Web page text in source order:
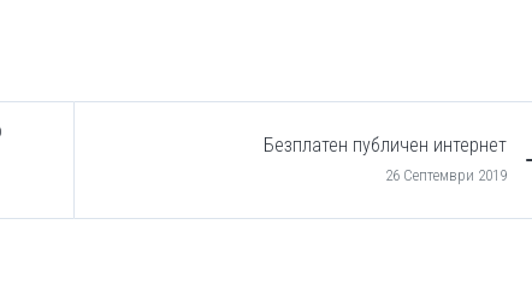
Безплатен публичен интернет
26 Септември 2019